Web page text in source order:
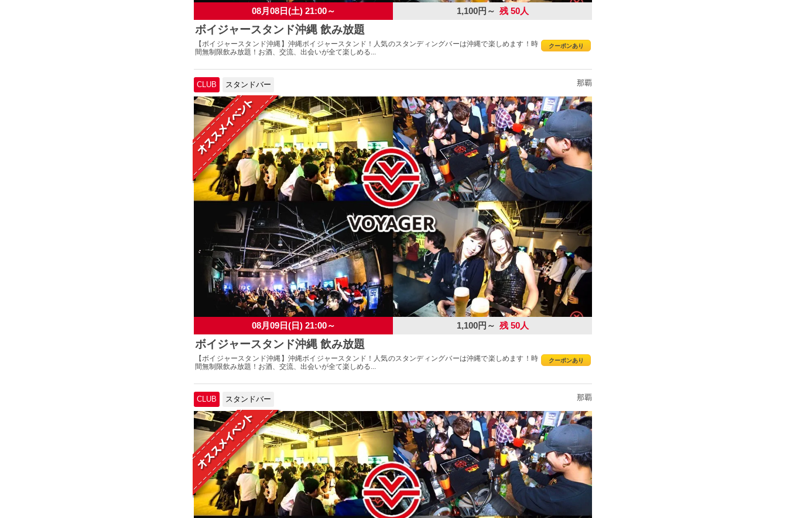
08月08日(土) 21:00～ 1,100円～ 残 50人
ボイジャースタンド沖縄 飲み放題
クーポンあり
【ボイジャースタンド沖縄】沖縄ボイジャースタンド！人気のスタンディングバーは沖縄で楽しめます！時
間無制限飲み放題！お酒、交流、出会いが全て楽しめる...
CLUB スタンドバー 那覇
08月09日(日) 21:00～ 1,100円～ 残 50人
ボイジャースタンド沖縄 飲み放題
クーポンあり
【ボイジャースタンド沖縄】沖縄ボイジャースタンド！人気のスタンディングバーは沖縄で楽しめます！時
間無制限飲み放題！お酒、交流、出会いが全て楽しめる...
CLUB スタンドバー 那覇